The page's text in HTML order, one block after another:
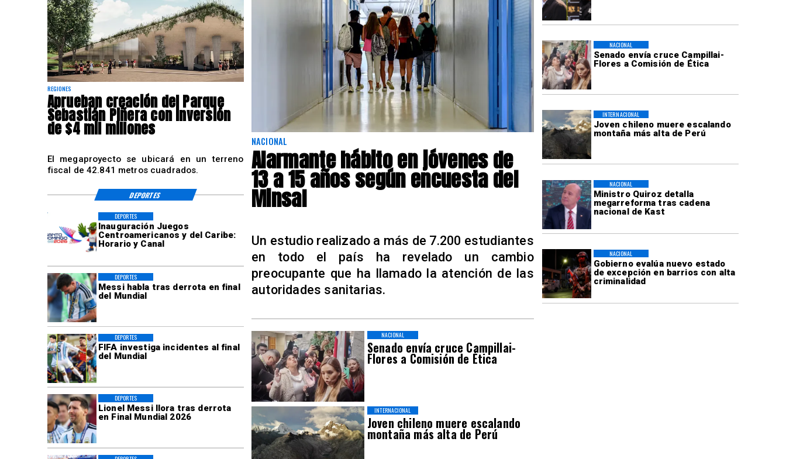
Senado envía cruce Campillai-
Flores a Comisión de Ética
NACIONAL
Joven chileno muere escalando
montaña más alta de Perú
INTERNACIONAL
Ministro Quiroz detalla
megarreforma tras cadena
nacional de Kast
NACIONAL
Gobierno evalúa nuevo estado
de excepción en barrios con alta
criminalidad
NACIONAL
Inauguración Juegos
Centroamericanos y del Caribe:
Horario y Canal
DEPORTES
Messi habla tras derrota en final
del Mundial
DEPORTES
FIFA investiga incidentes al final
del Mundial
DEPORTES
Lionel Messi llora tras derrota
en Final Mundial 2026
DEPORTES
Senado envía cruce Campillai-
Flores a Comisión de Ética
NACIONAL
Joven chileno muere escalando
montaña más alta de Perú
INTERNACIONAL
REGIONES
Aprueban creación del Parque
Sebastián Piñera con inversión
de $4 mil millones
El megaproyecto se ubicará en un terreno
fiscal de 42.841 metros cuadrados.
NACIONAL
Alarmante hábito en jóvenes de
13 a 15 años según encuesta del
Minsal
Un estudio realizado a más de 7.200 estudiantes
en todo el país ha revelado un cambio
preocupante que ha llamado la atención de las
autoridades sanitarias.
DEPORTES